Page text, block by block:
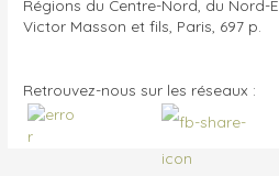
Régions du Centre-Nord, du Nord-
Victor Masson et fils, Paris, 697 p.
Retrouvez-nous sur les réseaux :